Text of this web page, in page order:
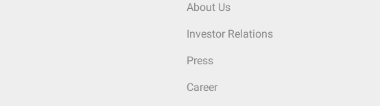
About Us
Investor Relations
Press
Career